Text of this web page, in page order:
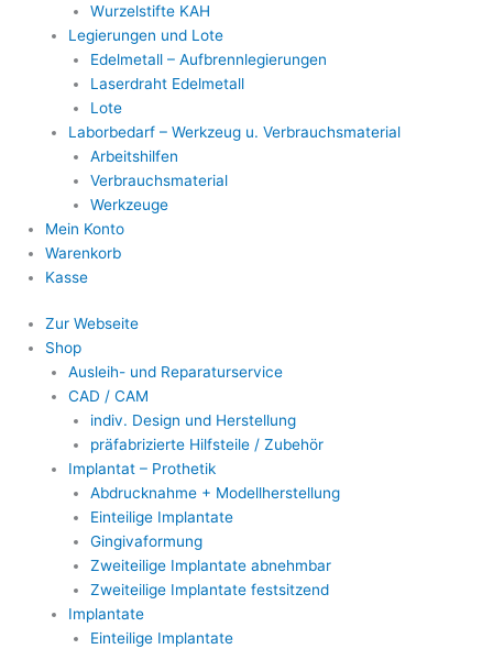
Wurzelstifte KAH
Legierungen und Lote
Edelmetall – Aufbrennlegierungen
Laserdraht Edelmetall
Lote
Laborbedarf – Werkzeug u. Verbrauchsmaterial
Arbeitshilfen
Verbrauchsmaterial
Werkzeuge
Mein Konto
Warenkorb
Kasse
Zur Webseite
Shop
Ausleih- und Reparaturservice
CAD / CAM
indiv. Design und Herstellung
präfabrizierte Hilfsteile / Zubehör
Implantat – Prothetik
Abdrucknahme + Modellherstellung
Einteilige Implantate
Gingivaformung
Zweiteilige Implantate abnehmbar
Zweiteilige Implantate festsitzend
Implantate
Einteilige Implantate